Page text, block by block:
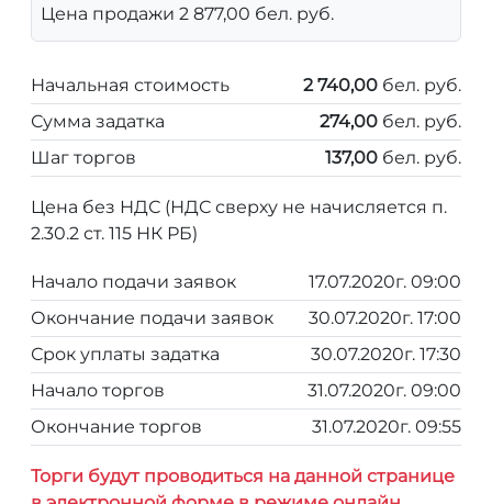
Цена продажи 2 877,00 бел. руб.
Начальная стоимость 2 740,00 бел. руб.
Сумма задатка
274,00 бел. руб.
Шаг торгов
137,00 бел. руб.
Цена без НДС (НДС сверху не начисляется п.
2.30.2 ст. 115 НК РБ)
Начало подачи заявок
17.07.2020г. 09:00
Окончание подачи заявок
30.07.2020г. 17:00
Срок уплаты задатка
30.07.2020г. 17:30
Начало торгов
31.07.2020г. 09:00
Окончание торгов
31.07.2020г. 09:55
Торги будут проводиться на данной странице